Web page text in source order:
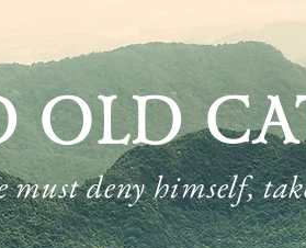
OLD
must deny himself,